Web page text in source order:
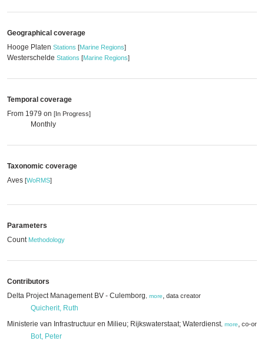
Geographical coverage
Hooge Platen Stations [Marine Regions]
Westerschelde Stations [Marine Regions]
Temporal coverage
From 1979 on [In Progress]
Monthly
Taxonomic coverage
Aves [WoRMS]
Parameters
Count Methodology
Contributors
Delta Project Management BV - Culemborg
more, data creator
Quicherit, Ruth
Ministerie van Infrastructuur en Milieu; Rijkswaterstaat; Waterdienst more, co-
Bot, Peter